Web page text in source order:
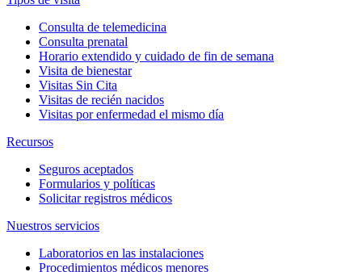
Consulta de telemedicina
Consulta prenatal
Horario extendido y cuidado de fin de semana
Visita de bienestar
Visitas Sin Cita
Visitas de recién nacidos
Visitas por enfermedad el mismo día
Recursos
Seguros aceptados
Formularios y políticas
Solicitar registros médicos
Nuestros servicios
Laboratorios en las instalaciones
Procedimientos médicos menores